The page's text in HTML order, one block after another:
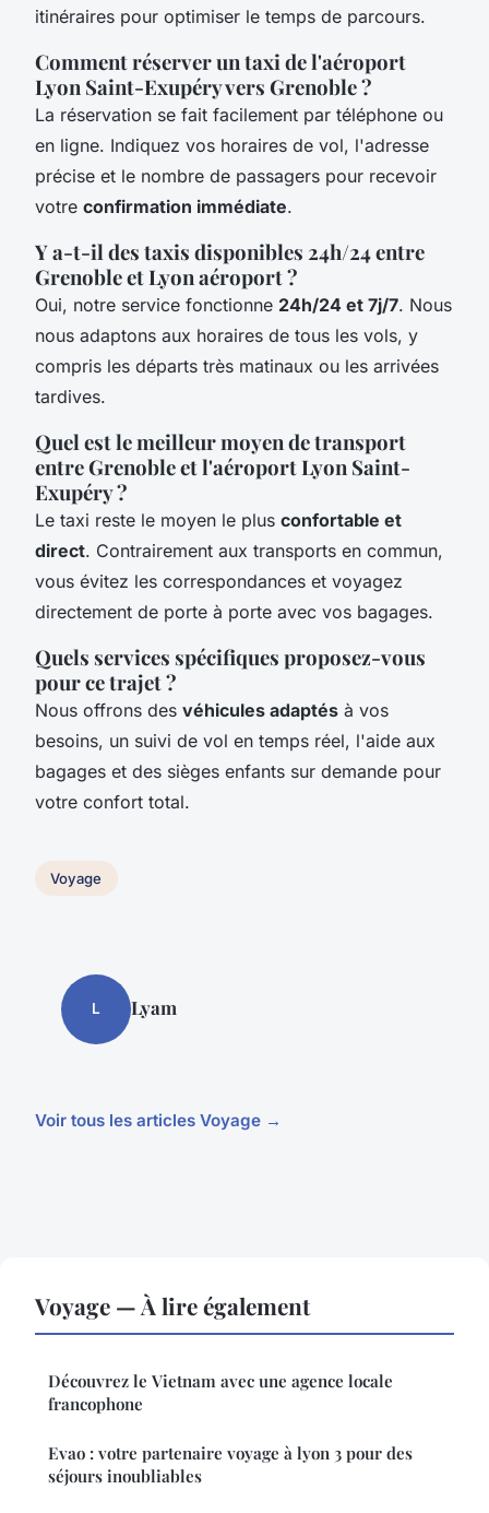
itinéraires pour optimiser le temps de parcours.
Comment réserver un taxi de l'aéroport
Lyon Saint-Exupéry vers Grenoble ?
La réservation se fait facilement par téléphone ou
en ligne. Indiquez vos horaires de vol, l'adresse
précise et le nombre de passagers pour recevoir
votre confirmation immédiate.
Y a-t-il des taxis disponibles 24h/24 entre
Grenoble et Lyon aéroport ?
Oui, notre service fonctionne 24h/24 et 7j/7. Nous
nous adaptons aux horaires de tous les vols, y
compris les départs très matinaux ou les arrivées
tardives.
Quel est le meilleur moyen de transport
entre Grenoble et l'aéroport Lyon Saint-
Exupéry ?
Le taxi reste le moyen le plus confortable et
direct. Contrairement aux transports en commun,
vous évitez les correspondances et voyagez
directement de porte à porte avec vos bagages.
Quels services spécifiques proposez-vous
pour ce trajet ?
Nous offrons des véhicules adaptés à vos
besoins, un suivi de vol en temps réel, l'aide aux
bagages et des sièges enfants sur demande pour
votre confort total.
Voyage
L Lyam
Voir tous les articles Voyage →
Voyage — À lire également
Découvrez le Vietnam avec une agence locale
francophone
Evao : votre partenaire voyage à lyon 3 pour des
séjours inoubliables